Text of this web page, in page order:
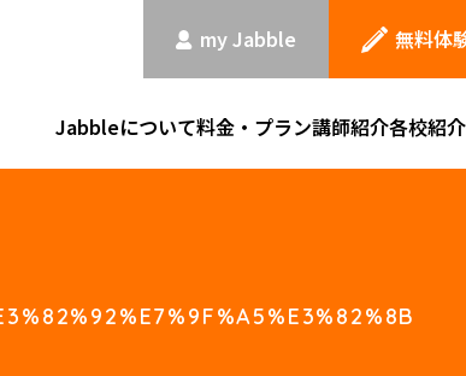
my Jabble 無料体
Jabbleについて料金・プラン講師紹介各校紹介